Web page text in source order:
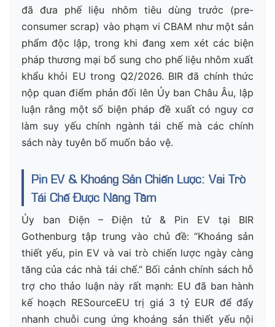
đã đưa phế liệu nhôm tiêu dùng trước (pre-
consumer scrap) vào phạm vi CBAM như một sản
phẩm độc lập, trong khi đang xem xét các biện
pháp thương mại bổ sung cho phế liệu nhôm xuất
khẩu khỏi EU trong Q2/2026. BIR đã chính thức
nộp quan điểm phản đối lên Ủy ban Châu Âu, lập
luận rằng một số biện pháp đề xuất có nguy cơ
làm suy yếu chính ngành tái chế mà các chính
sách này tuyên bố muốn bảo vệ.
Pin EV & Khoáng Sản Chiến Lược: Vai Trò
Tái Chế Được Nâng Tầm
Ủy ban Điện – Điện tử & Pin EV tại BIR
Gothenburg tập trung vào chủ đề: “Khoáng sản
thiết yếu, pin EV và vai trò chiến lược ngày càng
tăng của các nhà tái chế.” Bối cảnh chính sách hỗ
trợ cho thảo luận này rất mạnh: EU đã ban hành
kế hoạch RESourceEU trị giá 3 tỷ EUR để đẩy
nhanh chuỗi cung ứng khoáng sản thiết yếu nội